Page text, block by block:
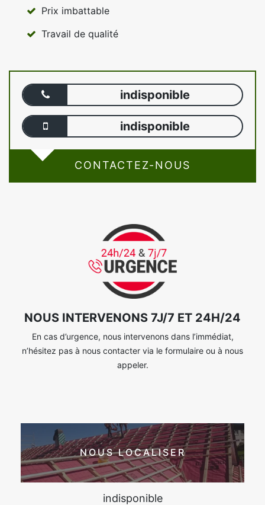
Prix imbattable
Travail de qualité
indisponible
indisponible
CONTACTEZ-NOUS
NOUS INTERVENONS 7J/7 ET 24H/24
En cas d’urgence, nous intervenons dans l’immédiat,
n’hésitez pas à nous contacter via le formulaire ou à nous
appeler.
NOUS LOCALISER
indisponible